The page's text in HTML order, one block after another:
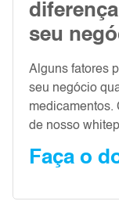
seu
Alguns fatores
seu negócio
medicamentos.
de nosso
Faça o